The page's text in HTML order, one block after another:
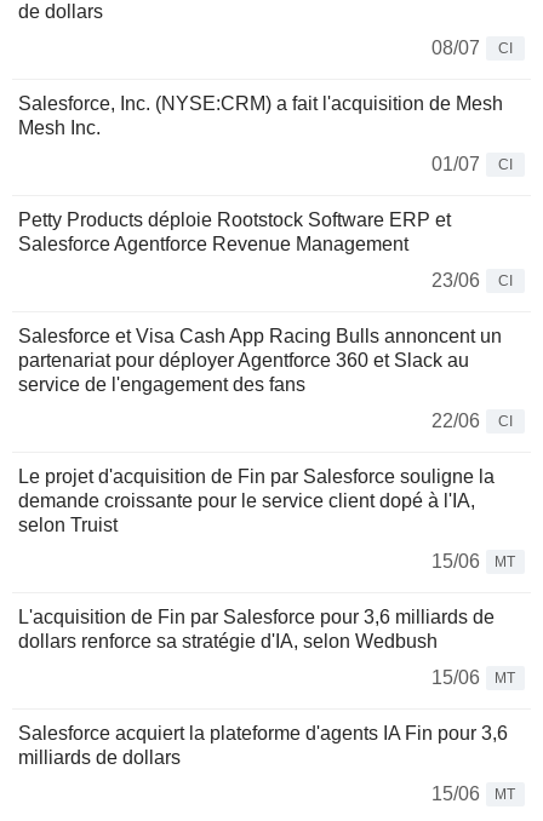
de dollars
08/07
CI
Salesforce, Inc. (NYSE:CRM) a fait l'acquisition de Mesh
Mesh Inc.
01/07
CI
Petty Products déploie Rootstock Software ERP et
Salesforce Agentforce Revenue Management
23/06
CI
Salesforce et Visa Cash App Racing Bulls annoncent un
partenariat pour déployer Agentforce 360 et Slack au
service de l'engagement des fans
22/06
CI
Le projet d'acquisition de Fin par Salesforce souligne la
demande croissante pour le service client dopé à l'IA,
selon Truist
15/06
MT
L'acquisition de Fin par Salesforce pour 3,6 milliards de
dollars renforce sa stratégie d'IA, selon Wedbush
15/06
MT
Salesforce acquiert la plateforme d'agents IA Fin pour 3,6
milliards de dollars
15/06
MT